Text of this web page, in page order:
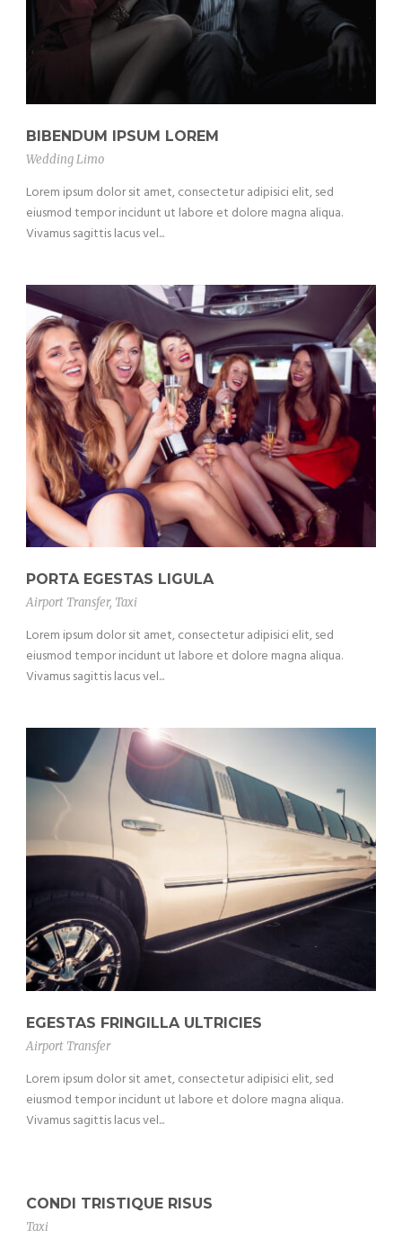
BIBENDUM IPSUM LOREM
Wedding Limo
Lorem ipsum dolor sit amet, consectetur adipisici elit, sed
eiusmod tempor incidunt ut labore et dolore magna aliqua.
Vivamus sagittis lacus vel...
PORTA EGESTAS LIGULA
Airport Transfer, Taxi
Lorem ipsum dolor sit amet, consectetur adipisici elit, sed
eiusmod tempor incidunt ut labore et dolore magna aliqua.
Vivamus sagittis lacus vel...
EGESTAS FRINGILLA ULTRICIES
Airport Transfer
Lorem ipsum dolor sit amet, consectetur adipisici elit, sed
eiusmod tempor incidunt ut labore et dolore magna aliqua.
Vivamus sagittis lacus vel...
CONDI TRISTIQUE RISUS
Taxi